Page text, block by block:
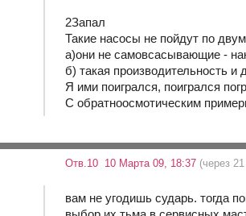
2Запал
Такие насосы не пойдут по
а)они не самовсасывающие -
б) такая производительность
Я ими поигрался, поигрался
С обратноосмотическим
Отв.10 10 Марта 09, 18:37 (через
вам не угодишь сударь. тогда